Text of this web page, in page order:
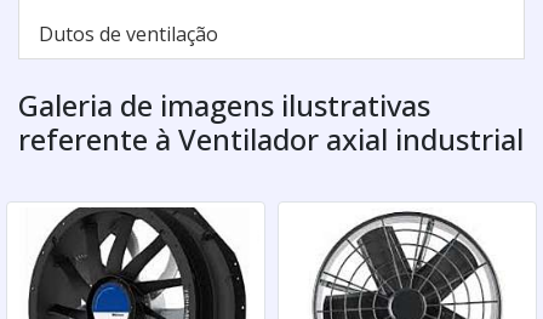
Dutos de ventilação
Galeria de imagens ilustrativas
referente à Ventilador axial industrial